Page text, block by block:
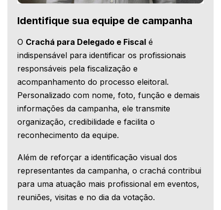
Identifique sua equipe de campanha
O Crachá para Delegado e Fiscal é
indispensável para identificar os profissionais
responsáveis pela fiscalização e
acompanhamento do processo eleitoral.
Personalizado com nome, foto, função e demais
informações da campanha, ele transmite
organização, credibilidade e facilita o
reconhecimento da equipe.
Além de reforçar a identificação visual dos
representantes da campanha, o crachá contribui
para uma atuação mais profissional em eventos,
reuniões, visitas e no dia da votação.